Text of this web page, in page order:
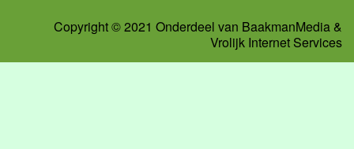
Copyright © 2021 Onderdeel van BaakmanMedia &
Vrolijk Internet Services